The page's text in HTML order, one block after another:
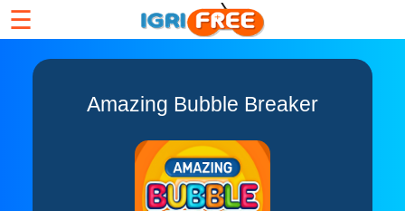
☰
Amazing Bubble Breaker